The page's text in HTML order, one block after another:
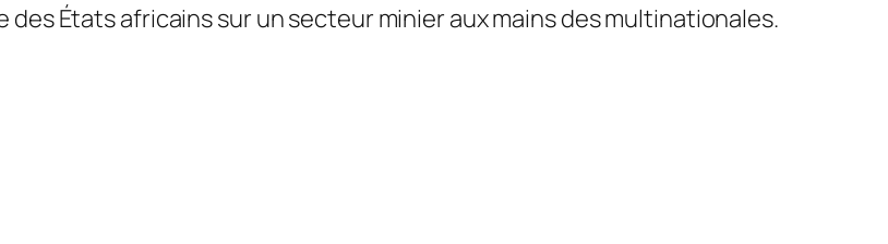
États africains sur un secteur minier aux mains des multinationales.